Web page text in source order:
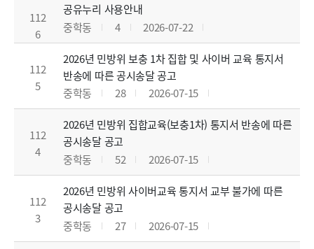
112
6
공유누리 사용안내
중학동
4 2026-07-22
112
5
2026년 민방위 보충 1차 집합 및 사이버 교육 통지서
반송에 따른 공시송달 공고
중학동
28 2026-07-15
112
4
2026년 민방위 집합교육(보충1차) 통지서 반송에 따른
공시송달 공고
중학동
52 2026-07-15
112
3
2026년 민방위 사이버교육 통지서 교부 불가에 따른
공시송달 공고
중학동
27 2026-07-15